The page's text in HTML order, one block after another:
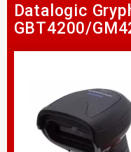
Datalogic
GBT4200/